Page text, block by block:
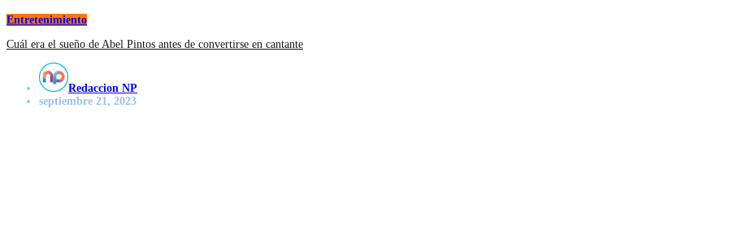
Entretenimiento
Cuál era el sueño de Abel Pintos antes de convertirse en cantante
Redaccion NP
septiembre 21, 2023